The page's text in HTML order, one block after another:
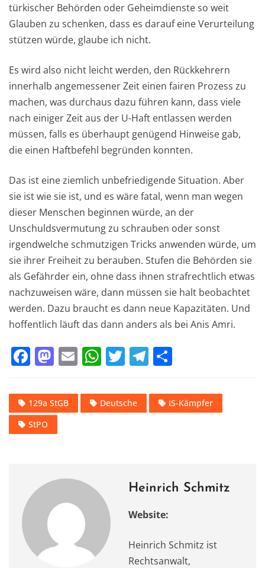
türkischer Behörden oder Geheimdienste so weit
Glauben zu schenken, dass es darauf eine Verurteilung
stützen würde, glaube ich nicht.
Es wird also nicht leicht werden, den Rückkehrern
innerhalb angemessener Zeit einen fairen Prozess zu
machen, was durchaus dazu führen kann, dass viele
nach einiger Zeit aus der U-Haft entlassen werden
müssen, falls es überhaupt genügend Hinweise gab,
die einen Haftbefehl begründen konnten.
Das ist eine ziemlich unbefriedigende Situation. Aber
sie ist wie sie ist, und es wäre fatal, wenn man wegen
dieser Menschen beginnen würde, an der
Unschuldsvermutung zu schrauben oder sonst
irgendwelche schmutzigen Tricks anwenden würde, um
sie ihrer Freiheit zu berauben. Stufen die Behörden sie
als Gefährder ein, ohne dass ihnen strafrechtlich etwas
nachzuweisen wäre, dann müssen sie halt beobachtet
werden. Dazu braucht es dann neue Kapazitäten. Und
hoffentlich läuft das dann anders als bei Anis Amri.
F
c
e
b
k
M
st
o
d
E
ai
l
W
at
s
T
it
te
T
e
gr
le
n
129a StGB Deutsche
IS-Kämpfer
StPO
Heinrich Schmitz
Website:
Heinrich Schmitz ist
Rechtsanwalt,